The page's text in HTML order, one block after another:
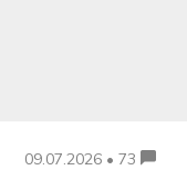
09.07.2026 • 73